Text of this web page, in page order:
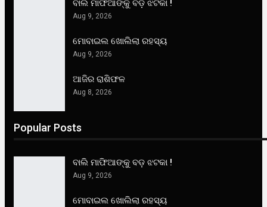
ବାଲି ମାଫିଆଙ୍କୁ ବଡ଼ ଝଟକା !
Aug 9, 2026
ମୋବାଇଲ ଖୋଲିଲା ରହସ୍ୟ
Aug 9, 2026
ଆଜିର ରାଶିଫଳ
Aug 8, 2026
Popular Posts
ବାଲି ମାଫିଆଙ୍କୁ ବଡ଼ ଝଟକା !
Aug 9, 2026
ମୋବାଇଲ ଖୋଲିଲା ରହସ୍ୟ